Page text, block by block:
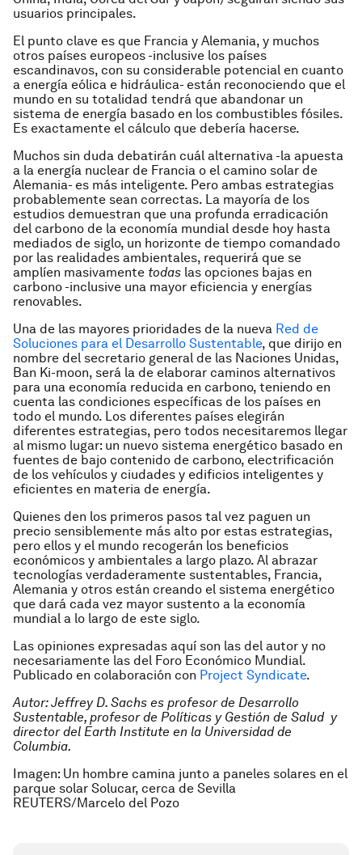
usuarios principales.
El punto clave es que Francia y Alemania, y muchos
otros países europeos -inclusive los países
escandinavos, con su considerable potencial en cuanto
a energía eólica e hidráulica- están reconociendo que el
mundo en su totalidad tendrá que abandonar un
sistema de energía basado en los combustibles fósiles.
Es exactamente el cálculo que debería hacerse.
Muchos sin duda debatirán cuál alternativa -la apuesta
a la energía nuclear de Francia o el camino solar de
Alemania- es más inteligente. Pero ambas estrategias
probablemente sean correctas. La mayoría de los
estudios demuestran que una profunda erradicación
del carbono de la economía mundial desde hoy hasta
mediados de siglo, un horizonte de tiempo comandado
por las realidades ambientales, requerirá que se
amplíen masivamente todas las opciones bajas en
carbono -inclusive una mayor eficiencia y energías
renovables.
Una de las mayores prioridades de la nueva Red de
Soluciones para el Desarrollo Sustentable, que dirijo en
nombre del secretario general de las Naciones Unidas,
Ban Ki-moon, será la de elaborar caminos alternativos
para una economía reducida en carbono, teniendo en
cuenta las condiciones específicas de los países en
todo el mundo. Los diferentes países elegirán
diferentes estrategias, pero todos necesitaremos llegar
al mismo lugar: un nuevo sistema energético basado en
fuentes de bajo contenido de carbono, electrificación
de los vehículos y ciudades y edificios inteligentes y
eficientes en materia de energía.
Quienes den los primeros pasos tal vez paguen un
precio sensiblemente más alto por estas estrategias,
pero ellos y el mundo recogerán los beneficios
económicos y ambientales a largo plazo. Al abrazar
tecnologías verdaderamente sustentables, Francia,
Alemania y otros están creando el sistema energético
que dará cada vez mayor sustento a la economía
mundial a lo largo de este siglo.
Las opiniones expresadas aquí son las del autor y no
necesariamente las del Foro Económico Mundial.
Publicado en colaboración con Project Syndicate.
Autor: Jeffrey D. Sachs es profesor de Desarrollo
Sustentable, profesor de Políticas y Gestión de Salud y
director del Earth Institute en la Universidad de
Columbia.
Imagen: Un hombre camina junto a paneles solares en el
parque solar Solucar, cerca de Sevilla
REUTERS/Marcelo del Pozo